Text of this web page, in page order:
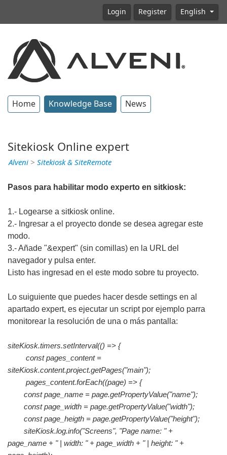
Login Register English
Home Knowledge Base News
Sitekiosk Online expert
Alveni > Sitekiosk & SiteRemote
Pasos para habilitar modo experto en sitkiosk:
1.- Logearse a sitkiosk online.
2.- Ingresar a el proyecto donde se desea agregar este
modo.
3.- Añade "&expert" (sin comillas) en la URL del
navegador y pulsa enter.
Listo has ingresad en el este modo sobre tu proyecto.
Lo suiguiente que puedes hacer desde settings en al
apartado expert, es ejecutar un script por ejemplo parra
monitorear la resolución de una o más pantalla:
siteKiosk.timers.setInterval(() => {
const pages_content =
siteKiosk.content.project.getPages("main");
pages_content.forEach((page) => {
const page_name = page.getPropertyValue("name");
const page_width = page.getPropertyValue("width");
const page_heigth = page.getPropertyValue("height");
siteKiosk.log.info("Screens", "Page name: " +
page_name + " | width: " + page_width + " | height: " +